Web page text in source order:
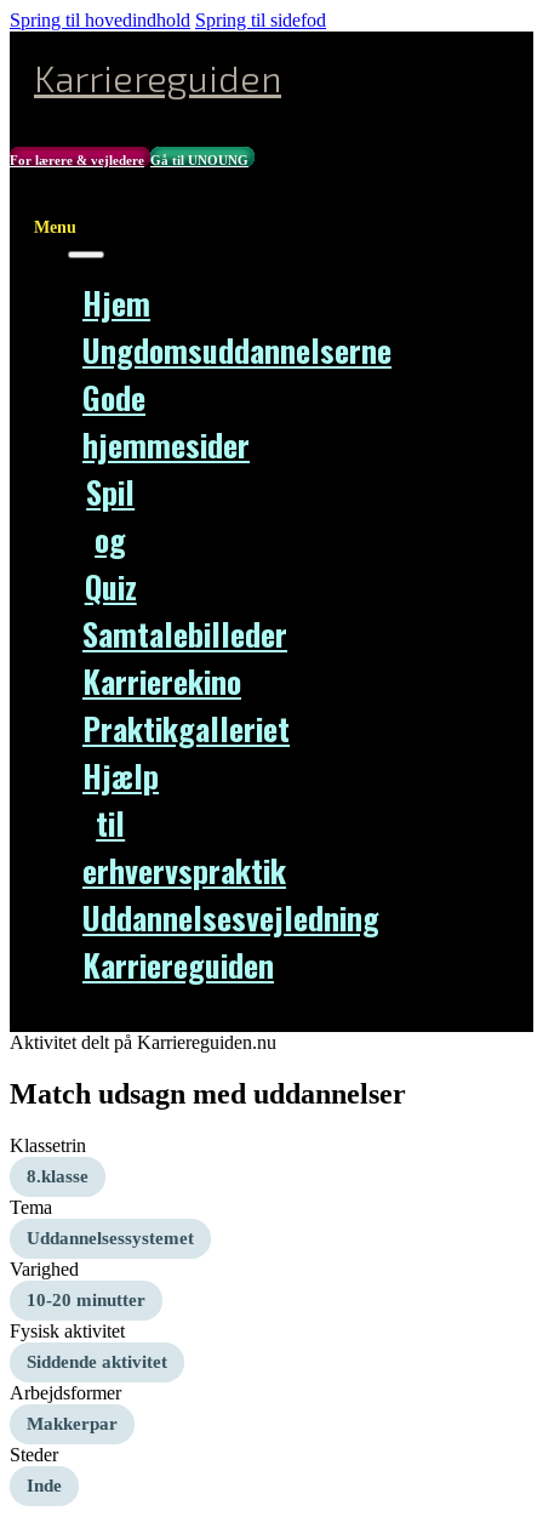
Spring til hovedindhold Spring til sidefod
Karriereguiden
For lærere & vejledere Gå til UNOUNG
Menu
Hjem
Ungdomsuddannelserne
Gode
hjemmesider
Spil
og
Quiz
Samtalebilleder
Karrierekino
Praktikgalleriet
Hjælp
til
erhvervspraktik
Uddannelsesvejledning
Karriereguiden
Aktivitet delt på Karriereguiden.nu
Match udsagn med uddannelser
Klassetrin
8.klasse
Tema
Uddannelsessystemet
Varighed
10-20 minutter
Fysisk aktivitet
Siddende aktivitet
Arbejdsformer
Makkerpar
Steder
Inde